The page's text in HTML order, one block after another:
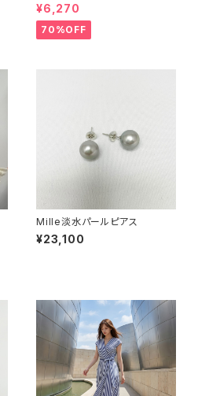
¥6,270
70%OFF
Mille淡水パールピアス
¥23,100